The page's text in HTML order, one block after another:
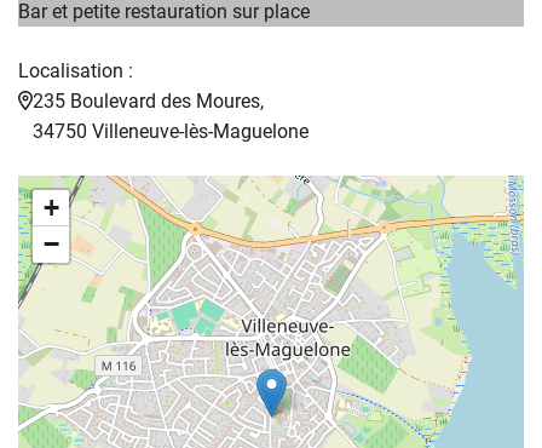
Bar et petite restauration sur place
Localisation :
235 Boulevard des Moures,
34750 Villeneuve-lès-Maguelone
+
−